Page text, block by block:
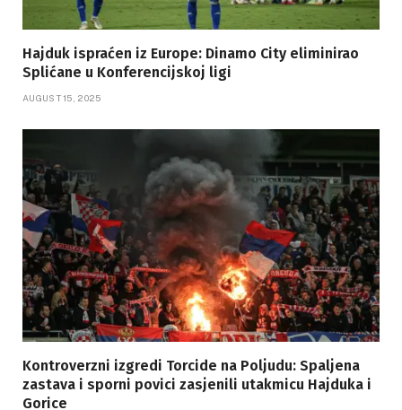
Hajduk ispraćen iz Europe: Dinamo City eliminirao
Splićane u Konferencijskoj ligi
AUGUST 15, 2025
Kontroverzni izgredi Torcide na Poljudu: Spaljena
zastava i sporni povici zasjenili utakmicu Hajduka i
Gorice